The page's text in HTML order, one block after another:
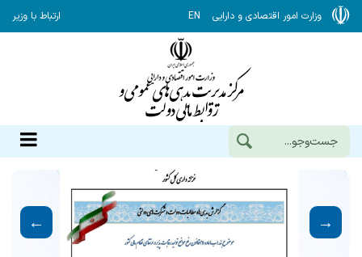
وزارت امور اقتصادی و دارایی EN ارتباط با وزیر